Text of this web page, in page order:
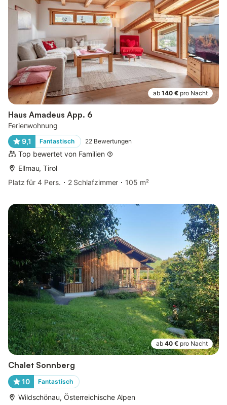
ab 140 € pro Nacht
Haus Amadeus App. 6
Ferienwohnung
9,1
Fantastisch 22 Bewertungen
Top bewertet von Familien
Ellmau, Tirol
Platz für 4 Pers.
2 Schlafzimmer 105 m²
ab 40 € pro Nacht
Chalet Sonnberg
10 Fantastisch
Wildschönau, Österreichische Alpen